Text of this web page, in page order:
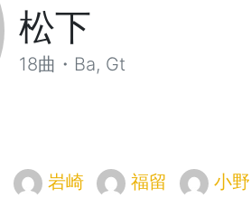
松下
18曲・Ba, Gt
岩崎 福留 小野